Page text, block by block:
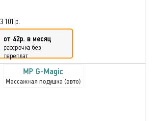
3 101 р.
от 42р. в месяц
рассрочка без
переплат
MP G-Magic
Массажная подушка (авто)